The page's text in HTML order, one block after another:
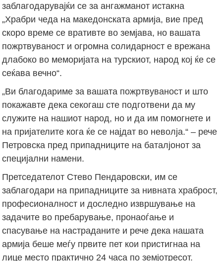
заблагодарувајќи се за ангажманот истакна
„Храбри чеда на македонската армија, вие пред
скоро време се вративте во земјава, но вашата
пожртвуваност и огромна солидарност е врежана
длабоко во меморијата на турскиот, народ кој ќе се
сеќава вечно“.
„Ви благодариме за вашата пожртвуваност и што
покажавте дека секогаш сте подготвени да му
служите на нашиот народ, но и да им помогнете и
на пријателите кога ќе се најдат во неволја.“ – рече
Петровска пред припадниците на баталјонот за
специјални намени.
Претседателот Стево Пендаровски, им се
заблагодари на припадниците за нивната храброст,
професионалност и доследно извршување на
задачите во пребарување, пронаоѓање и
спасување на настраданите и рече дека нашата
армија беше меѓу првите пет кои пристигнаа на
лице место практично 24 часа по земјотресот.